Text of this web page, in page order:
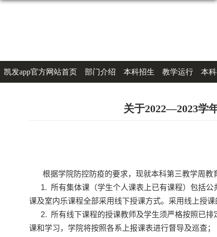
凯发app官方网站首页 部门介绍 本科招生 教学运行 本
关于2022—2023学
根据学院防控防疫的要求，现就本科第三教学周教
1. 所有集体课（学生个人课表上已有课程）包括公
课及室内乐课程全部采用线下授课方式。采用线上授
2. 所有线下课程的授课教师及学生须严格按照已排
课和学习，学院将按照各系上报课表进行督导及巡查；